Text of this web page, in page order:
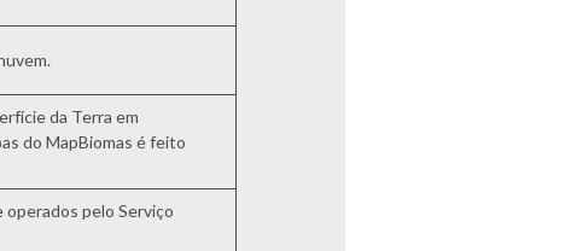
da Terra em
do MapBiomas é feito
operados pelo Serviço